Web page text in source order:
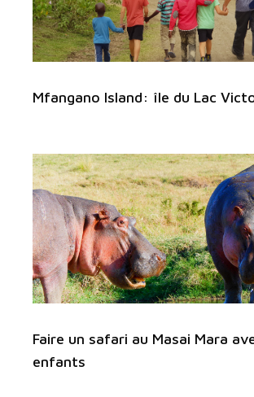
Mfangano Island: île du Lac
Faire un safari au Masai Mara
enfants